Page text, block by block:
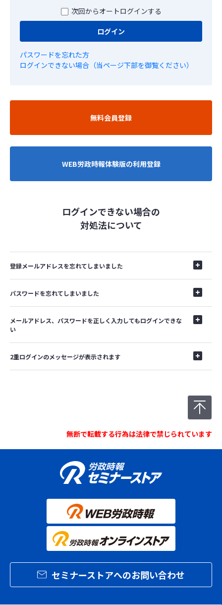
次回からオートログインする
ログイン
パスワードを忘れた方
ログインできない場合（当ページ下部を御覧ください）
無料会員登録
WEB労政時報体験版の利用登録
ログインできない場合の
対処法について
登録メールアドレスを忘れてしまいました
パスワードを忘れてしまいました
メールアドレス、パスワードを正しく入力してもログインできな
い
2重ログインのメッセージが表示されます
無断で転載する行為は法律で禁じられています
セミナーストアへのお問い合わせ